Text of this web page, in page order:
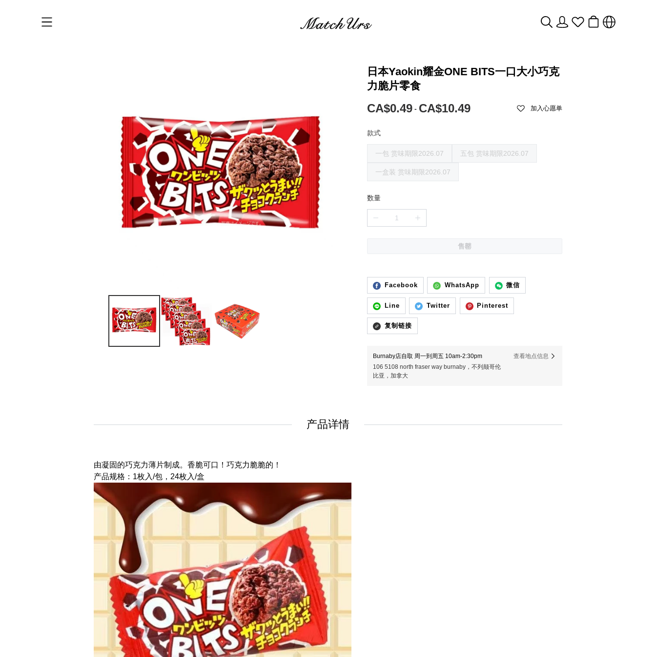
日本Yaokin耀金ONE BITS一口大小巧克
力脆片零食
CA$0.49 - CA$10.49 加入心愿单
款式
一包 赏味期限2026.07 五包 赏味期限2026.07
一盒装 赏味期限2026.07
数量
售罄
Facebook WhatsApp 微信
Line Twitter Pinterest
复制链接
Burnaby店自取 周一到周五 10am-2:30pm
106 5108 north fraser way burnaby，不列颠哥伦
比亚，加拿大
查看地点信息
产品详情
由凝固的巧克力薄片制成。香脆可口！巧克力脆脆的！
产品规格：1枚入/包，24枚入/盒